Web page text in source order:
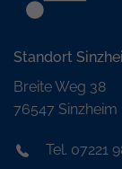
Standort
Breite Weg 38
76547 Sinzheim
Tel. 07221